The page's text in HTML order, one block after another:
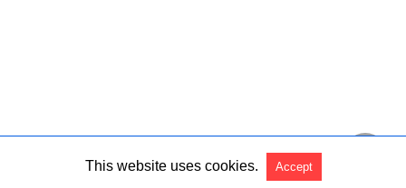
This website uses cookies. Accept